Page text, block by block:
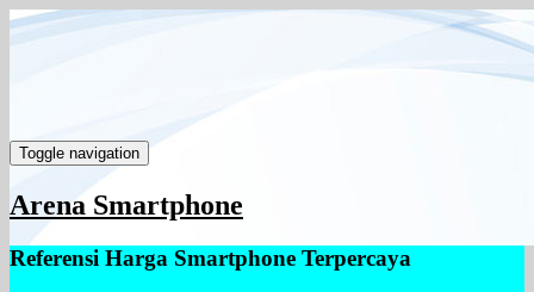
Toggle navigation
Arena Smartphone
Referensi Harga Smartphone Terpercaya